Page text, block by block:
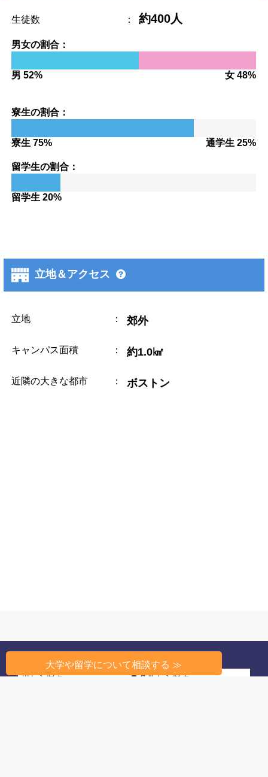
生徒数 ： 約400人
男女の割合：
男 52% 女 48%
寮生の割合：
寮生 75% 通学生 25%
留学生の割合：
留学生 20%
立地＆アクセス
立地 ： 郊外
キャンパス面積 ： 約1.0㎢
近隣の大きな都市 ： ボストン
州から探す 条件から探す
大学や留学について相談する ≫